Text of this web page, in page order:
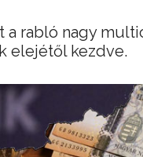
a rabló nagy
elejétől kezdve.